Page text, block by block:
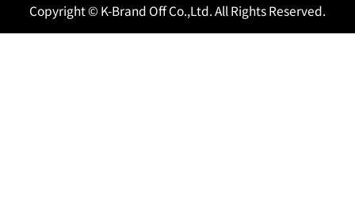
Copyright © K-Brand Off Co.,Ltd. All Rights Reserved.